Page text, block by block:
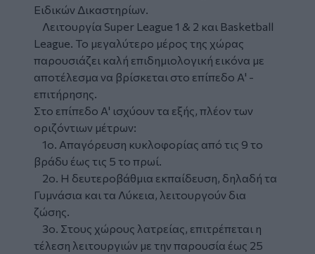
Ειδικών Δικαστηρίων.
Λειτουργία Super League 1 & 2 και Basketball
League. Το μεγαλύτερο μέρος της χώρας
παρουσιάζει καλή επιδημιολογική εικόνα με
αποτέλεσμα να βρίσκεται στο επίπεδο Α' -
επιτήρησης.
Στο επίπεδο Α' ισχύουν τα εξής, πλέον των
οριζόντιων μέτρων:
1ο. Απαγόρευση κυκλοφορίας από τις 9 το
βράδυ έως τις 5 το πρωί.
2ο. Η δευτεροβάθμια εκπαίδευση, δηλαδή τα
Γυμνάσια και τα Λύκεια, λειτουργούν δια
ζώσης.
3ο. Στους χώρους λατρείας, επιτρέπεται η
τέλεση λειτουργιών με την παρουσία έως 25